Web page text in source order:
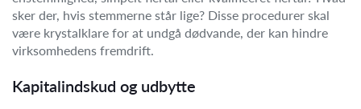
sker der, hvis stemmerne står lige? Disse procedurer skal
være krystalklare for at undgå dødvande, der kan hindre
virksomhedens fremdrift.
Kapitalindskud og udbytte